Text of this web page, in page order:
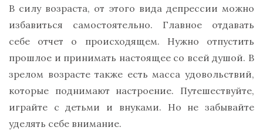
В силу возраста, от этого вида депрессии можно
избавиться самостоятельно. Главное отдавать
себе отчет о происходящем. Нужно отпустить
прошлое и принимать настоящее со всей душой. В
зрелом возрасте также есть масса удовольствий,
которые поднимают настроение. Путешествуйте,
играйте с детьми и внуками. Но не забывайте
уделять себе внимание.